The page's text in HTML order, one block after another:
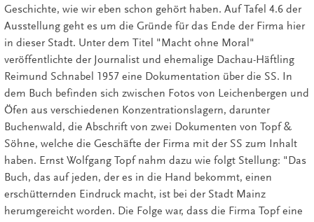
Geschichte, wie wir eben schon gehört haben. Auf Tafel 4.6 der
Ausstellung geht es um die Gründe für das Ende der Firma hier
in dieser Stadt. Unter dem Titel "Macht ohne Moral"
veröffentlichte der Journalist und ehemalige Dachau-Häftling
Reimund Schnabel 1957 eine Dokumentation über die SS. In
dem Buch befinden sich zwischen Fotos von Leichenbergen und
Öfen aus verschiedenen Konzentrationslagern, darunter
Buchenwald, die Abschrift von zwei Dokumenten von Topf &
Söhne, welche die Geschäfte der Firma mit der SS zum Inhalt
haben. Ernst Wolfgang Topf nahm dazu wie folgt Stellung: "Das
Buch, das auf jeden, der es in die Hand bekommt, einen
erschütternden Eindruck macht, ist bei der Stadt Mainz
herumgereicht worden. Die Folge war, dass die Firma Topf eine